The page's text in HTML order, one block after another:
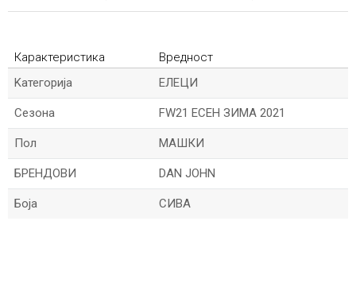
Карактеристика
Вредност
Kатегорија
ЕЛЕЦИ
Сезона FW21 ЕСЕН ЗИМА 2021
Пол МАШКИ
БРЕНДОВИ DAN JOHN
Боја СИВА